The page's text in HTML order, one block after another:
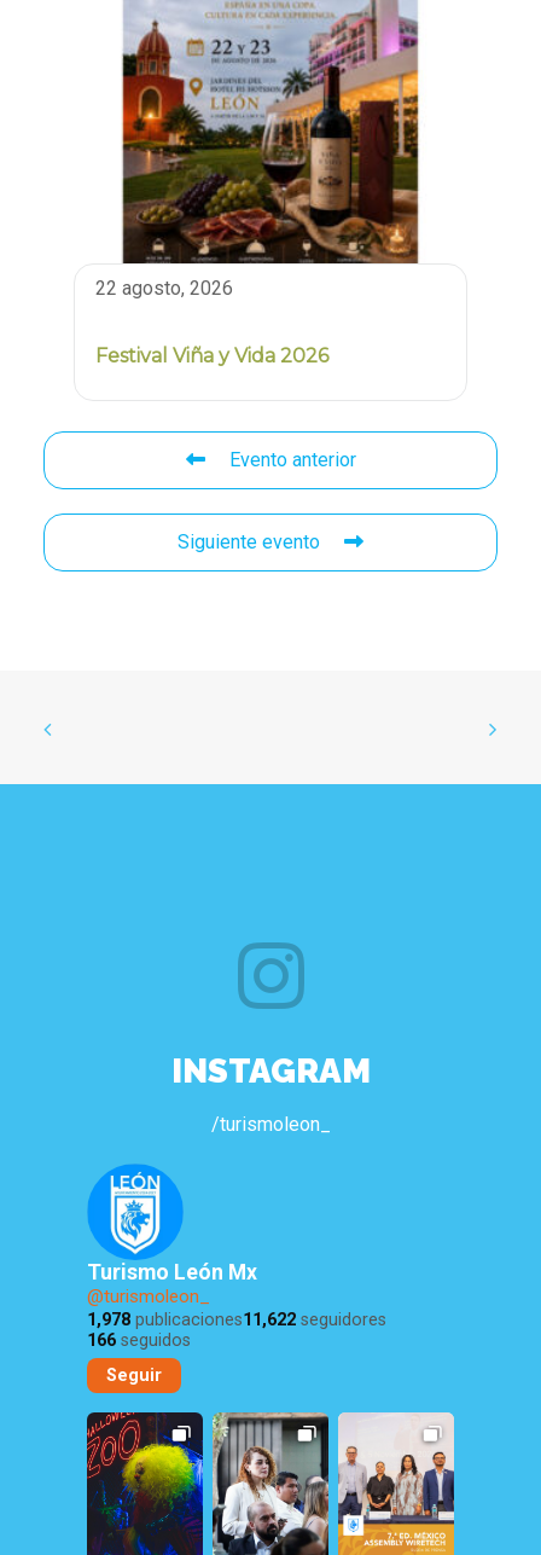
22 agosto, 2026
Festival Viña y Vida 2026
Evento anterior
Siguiente evento
INSTAGRAM
/turismoleon_
Turismo León Mx
@turismoleon_
1,978 publicaciones11,622 seguidores
166 seguidos
Seguir